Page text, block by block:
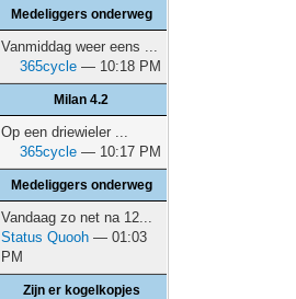
Medeliggers onderweg
Vanmiddag weer eens ...
365cycle — 10:18 PM
Milan 4.2
Op een driewieler ...
365cycle — 10:17 PM
Medeliggers onderweg
Vandaag zo net na 12...
Status Quooh — 01:03
PM
Zijn er kogelkopjes